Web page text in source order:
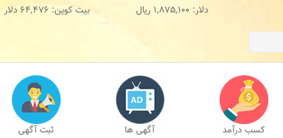
کسب درآمد آگهی ها ثبت آگهی
دلار: 1,875,100 ریال بیت کوین: 64,476 دلار